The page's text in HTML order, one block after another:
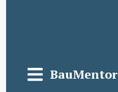
BauMentor